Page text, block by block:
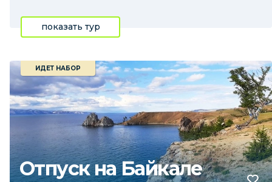
показать тур
Отпуск на Байкале
ИДЕТ НАБОР